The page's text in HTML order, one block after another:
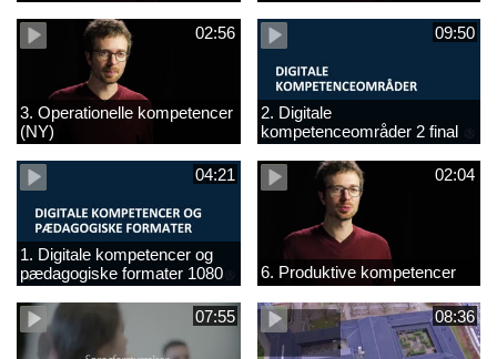
02:56
3. Operationelle kompetencer
(NY)
09:50
2. Digitale
kompetenceområder 2 final
(NY)
04:21
1. Digitale kompetencer og
pædagogiske formater 1080
final (ny)
02:04
6. Produktive kompetencer
07:55 08:36